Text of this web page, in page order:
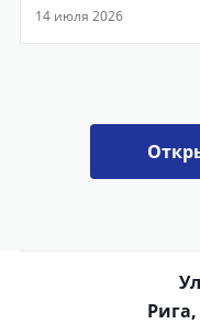
14 июля 2026